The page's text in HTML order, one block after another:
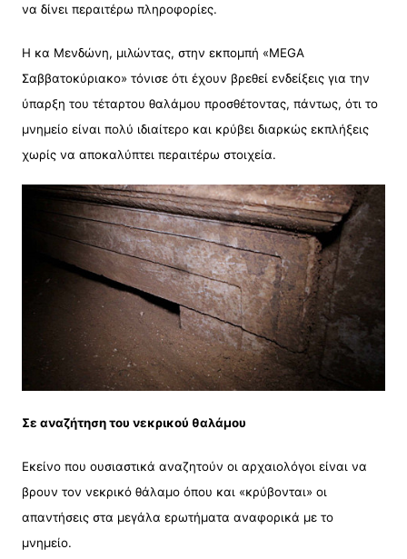
να δίνει περαιτέρω πληροφορίες.
Η κα Μενδώνη, μιλώντας, στην εκπομπή «MEGA
Σαββατοκύριακο» τόνισε ότι έχουν βρεθεί ενδείξεις για την
ύπαρξη του τέταρτου θαλάμου προσθέτοντας, πάντως, ότι το
μνημείο είναι πολύ ιδιαίτερο και κρύβει διαρκώς εκπλήξεις
χωρίς να αποκαλύπτει περαιτέρω στοιχεία.
Σε αναζήτηση του νεκρικού θαλάμου
Εκείνο που ουσιαστικά αναζητούν οι αρχαιολόγοι είναι να
βρουν τον νεκρικό θάλαμο όπου και «κρύβονται» οι
απαντήσεις στα μεγάλα ερωτήματα αναφορικά με το
μνημείο.